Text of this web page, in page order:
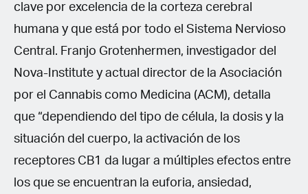
clave por excelencia de la corteza cerebral
humana y que está por todo el Sistema Nervioso
Central. Franjo Grotenhermen, investigador del
Nova-Institute y actual director de la Asociación
por el Cannabis como Medicina (ACM), detalla
que “dependiendo del tipo de célula, la dosis y la
situación del cuerpo, la activación de los
receptores CB1 da lugar a múltiples efectos entre
los que se encuentran la euforia, ansiedad,